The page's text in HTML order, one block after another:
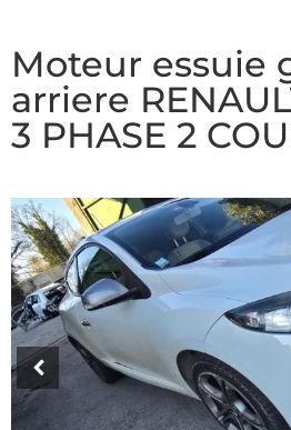
Moteur essuie
arriere
3 PHASE 2